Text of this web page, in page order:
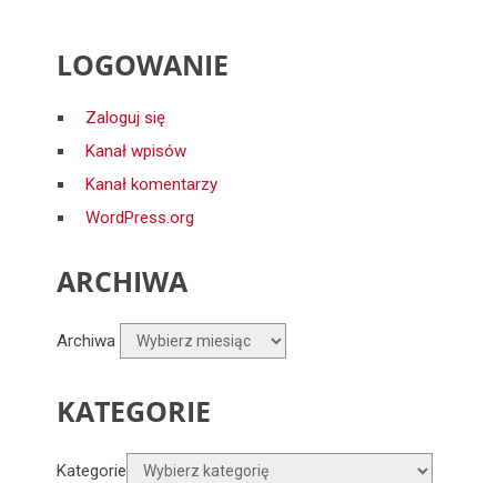
LOGOWANIE
Zaloguj się
Kanał wpisów
Kanał komentarzy
WordPress.org
ARCHIWA
Archiwa
KATEGORIE
Kategorie